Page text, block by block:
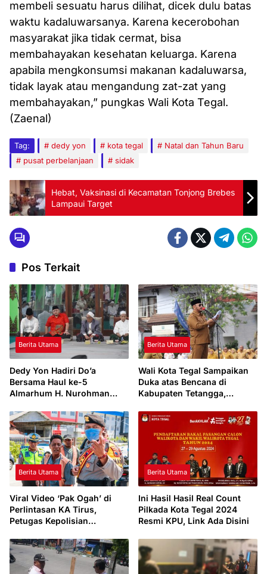
membeli sesuatu harus dilihat, dicek dulu batas
waktu kadaluwarsanya. Karena kecerobohan
masyarakat jika tidak cermat, bisa
membahayakan kesehatan keluarga. Karena
apabila mengkonsumsi makanan kadaluwarsa,
tidak layak atau mengandung zat-zat yang
membahayakan,” pungkas Wali Kota Tegal.
(Zaenal)
Tag: dedy yon kota tegal
Natal dan Tahun Baru
pusat perbelanjaan
sidak
Hebat, Vaksinasi di Kecamatan Tonjong Brebes
Lampaui Target
Pos Terkait
Berita Utama
Dedy Yon Hadiri Do’a
Bersama Haul ke-5
Almarhum H. Nurohman
Berita Utama
Wali Kota Tegal Sampaikan
Duka atas Bencana di
Kabupaten Tetangga,
dan Tegaskan Fokus
Pembangunan 2026
Berita Utama
Viral Video ‘Pak Ogah’ di
Perlintasan KA Tirus,
Petugas Kepolisian
Berita Utama
Ini Hasil Hasil Real Count
Pilkada Kota Tegal 2024
Resmi KPU, Link Ada Disini